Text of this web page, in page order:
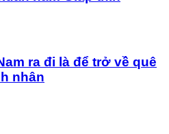
ra đi là để trở về quê
nhân